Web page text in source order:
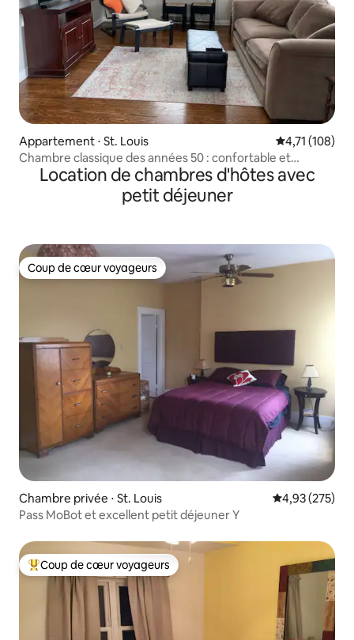
Appartement ⋅ St. Louis Évaluation
4,71 (108)
Chambre classique des années 50 : confortable et
pratique
Location de chambres d'hôtes avec
petit déjeuner
Coup de cœur voyageurs
Coup de cœur voyageurs
Chambre privée ⋅ St. Louis Évaluation
4,93 (275)
Pass MoBot et excellent petit déjeuner Y
Coups de cœur voyageurs les plus appréciés
Coup de cœur voyageurs